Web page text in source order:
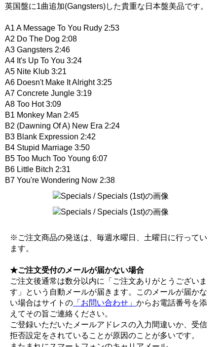
英国盤に1曲追加(Gangsters)した貴重な日本盤美品です。
A1 A Message To You Rudy 2:53
A2 Do The Dog 2:08
A3 Gangsters 2:46
A4 It's Up To You 3:24
A5 Nite Klub 3:21
A6 Doesn't Make It Alright 3:25
A7 Concrete Jungle 3:19
A8 Too Hot 3:09
B1 Monkey Man 2:45
B2 (Dawning Of A) New Era 2:24
B3 Blank Expression 2:42
B4 Stupid Marriage 3:50
B5 Too Much Too Young 6:07
B6 Little Bitch 2:31
B7 You're Wondering Now 2:38
※ご注文商品の発送は、毎週水曜日、土曜日に行ってい
ます。
★ご注文受付のメールが届かない場合
ご注文後通常は数分以内に「ご注文ありがとうございま
す」という自動メールが届きます。このメールが届かな
い場合はサイトの 「お問い合わせ」 からお電話番号を添
えてその旨ご連絡ください。
ご登録いただいたメールアドレスの入力間違いか、受信
拒否設定をされていることが原因のことが多いです。